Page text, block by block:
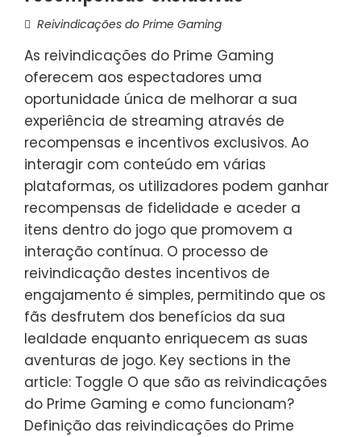
Reivindicações do Prime Gaming
As reivindicações do Prime Gaming
oferecem aos espectadores uma
oportunidade única de melhorar a sua
experiência de streaming através de
recompensas e incentivos exclusivos. Ao
interagir com conteúdo em várias
plataformas, os utilizadores podem ganhar
recompensas de fidelidade e aceder a
itens dentro do jogo que promovem a
interação contínua. O processo de
reivindicação destes incentivos de
engajamento é simples, permitindo que os
fãs desfrutem dos benefícios da sua
lealdade enquanto enriquecem as suas
aventuras de jogo. Key sections in the
article: Toggle O que são as reivindicações
do Prime Gaming e como funcionam?
Definição das reivindicações do Prime